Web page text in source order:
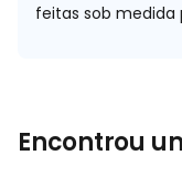
feitas sob medida
Encontrou